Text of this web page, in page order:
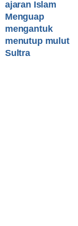
ajaran Islam
Menguap
mengantuk
menutup mulut
Sultra